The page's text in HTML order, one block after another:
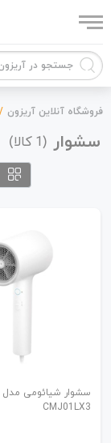
لوازم جانبی
فروشگاه آنلاین آریزون
سشوار (
1 کالا)
CMJ01LX3